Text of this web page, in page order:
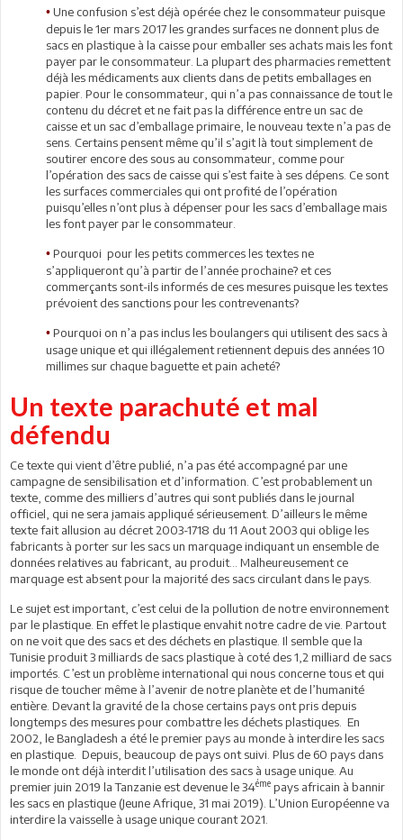
• Une confusion s’est déjà opérée chez le consommateur puisque
depuis le 1er mars 2017 les grandes surfaces ne donnent plus de
sacs en plastique à la caisse pour emballer ses achats mais les font
payer par le consommateur. La plupart des pharmacies remettent
déjà les médicaments aux clients dans de petits emballages en
papier. Pour le consommateur, qui n’a pas connaissance de tout le
contenu du décret et ne fait pas la différence entre un sac de
caisse et un sac d’emballage primaire, le nouveau texte n’a pas de
sens. Certains pensent même qu’il s’agit là tout simplement de
soutirer encore des sous au consommateur, comme pour
l’opération des sacs de caisse qui s’est faite à ses dépens. Ce sont
les surfaces commerciales qui ont profité de l’opération
puisqu’elles n’ont plus à dépenser pour les sacs d’emballage mais
les font payer par le consommateur.
• Pourquoi pour les petits commerces les textes ne
s’appliqueront qu’à partir de l’année prochaine? et ces
commerçants sont-ils informés de ces mesures puisque les textes
prévoient des sanctions pour les contrevenants?
• Pourquoi on n’a pas inclus les boulangers qui utilisent des sacs à
usage unique et qui illégalement retiennent depuis des années 10
millimes sur chaque baguette et pain acheté?
Un texte parachuté et mal
défendu
Ce texte qui vient d’être publié, n’a pas été accompagné par une
campagne de sensibilisation et d’information. C’est probablement un
texte, comme des milliers d’autres qui sont publiés dans le journal
officiel, qui ne sera jamais appliqué sérieusement. D’ailleurs le même
texte fait allusion au décret 2003-1718 du 11 Aout 2003 qui oblige les
fabricants à porter sur les sacs un marquage indiquant un ensemble de
données relatives au fabricant, au produit… Malheureusement ce
marquage est absent pour la majorité des sacs circulant dans le pays.
Le sujet est important, c’est celui de la pollution de notre environnement
par le plastique. En effet le plastique envahit notre cadre de vie. Partout
on ne voit que des sacs et des déchets en plastique. Il semble que la
Tunisie produit 3 milliards de sacs plastique à coté des 1,2 milliard de sacs
importés. C’est un problème international qui nous concerne tous et qui
risque de toucher même à l’avenir de notre planète et de l’humanité
entière. Devant la gravité de la chose certains pays ont pris depuis
longtemps des mesures pour combattre les déchets plastiques. En
2002, le Bangladesh a été le premier pays au monde à interdire les sacs
en plastique. Depuis, beaucoup de pays ont suivi. Plus de 60 pays dans
le monde ont déjà interdit l’utilisation des sacs à usage unique. Au
premier juin 2019 la Tanzanie est devenue le 34éme pays africain à bannir
les sacs en plastique (Jeune Afrique, 31 mai 2019). L’Union Européenne va
interdire la vaisselle à usage unique courant 2021.